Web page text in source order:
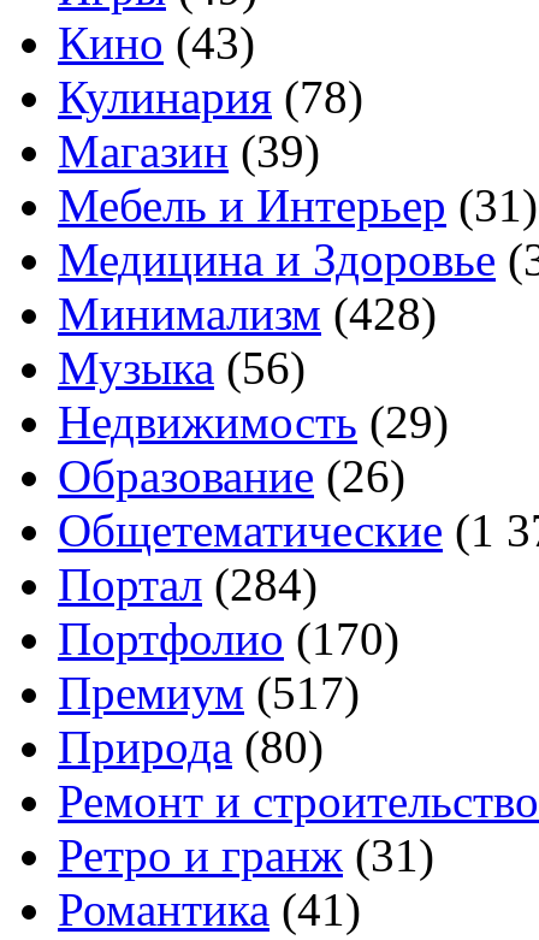
Кино (43)
Кулинария (78)
Магазин (39)
Мебель и Интерьер (31)
Медицина и Здоровье
Минимализм (428)
Музыка (56)
Недвижимость (29)
Образование (26)
Общетематические (1
Портал (284)
Портфолио (170)
Премиум (517)
Природа (80)
Ремонт и строительство
Ретро и гранж (31)
Романтика (41)